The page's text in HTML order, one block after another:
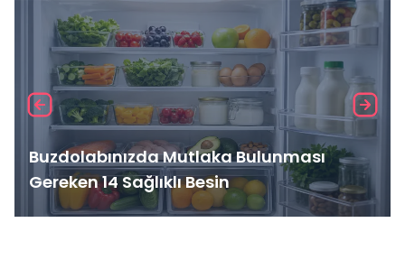
Buzdolabınızda Mutlaka Bulunması
Gereken 14 Sağlıklı Besin